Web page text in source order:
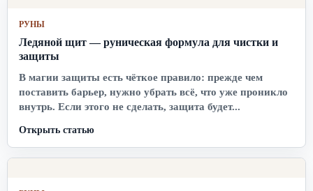
РУНЫ
Ледяной щит — руническая формула для чистки и
защиты
В магии защиты есть чёткое правило: прежде чем
поставить барьер, нужно убрать всё, что уже проникло
внутрь. Если этого не сделать, защита будет...
Открыть статью